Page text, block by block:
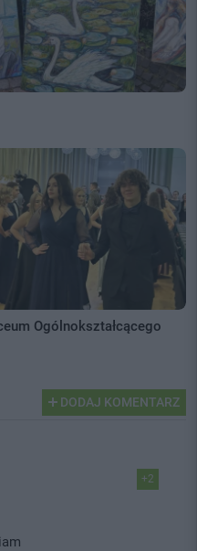
Ogólnokształcącego
DODAJ KOMENTARZ
+2